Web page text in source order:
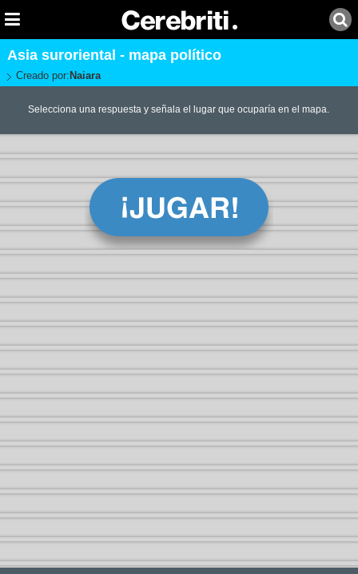
Asia suroriental - mapa político
Creado por: Naiara
Selecciona una respuesta y señala el lugar que ocuparía en el mapa.